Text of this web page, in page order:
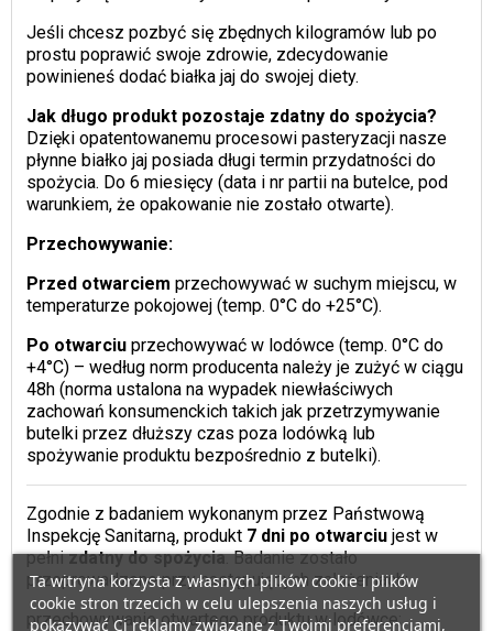
Jeśli chcesz pozbyć się zbędnych kilogramów lub po
prostu poprawić swoje zdrowie, zdecydowanie
powinieneś dodać białka jaj do swojej diety.
Jak długo produkt pozostaje zdatny do spożycia?
Dzięki opatentowanemu procesowi pasteryzacji nasze
płynne białko jaj posiada długi termin przydatności do
spożycia. Do 6 miesięcy (data i nr partii na butelce, pod
warunkiem, że opakowanie nie zostało otwarte).
Przechowywanie:
Przed otwarciem przechowywać w suchym miejscu, w
temperaturze pokojowej (temp. 0°C do +25°C).
Po otwarciuprzechowywać w lodówce (temp. 0°C do
+4°C) – według norm producenta należy je zużyć w ciągu
48h (norma ustalona na wypadek niewłaściwych
zachowań konsumenckich takich jak przetrzymywanie
butelki przez dłuższy czas poza lodówką lub
spożywanie produktu bezpośrednio z butelki).
Zgodnie z badaniem wykonanym przez Państwową
Inspekcję Sanitarną, produkt 7 dni po otwarciujest w
pełnizdatny do spożycia. Badanie zostało
przeprowadzone przy następujących założeniach:
przechowywanie otwartego produktu w lodówce;
Ta witryna korzysta z własnych plików cookie i plików
cookie stron trzecich w celu ulepszenia naszych usług i
pokazywać Ci reklamy związane z Twoimi preferencjami,